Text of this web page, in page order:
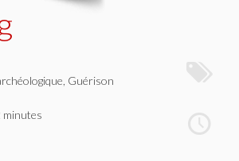
Guérison
minutes